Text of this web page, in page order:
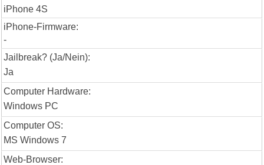
iPhone 4S
iPhone-Firmware:
-
Jailbreak? (Ja/Nein):
Ja
Computer Hardware:
Windows PC
Computer OS:
MS Windows 7
Web-Browser: